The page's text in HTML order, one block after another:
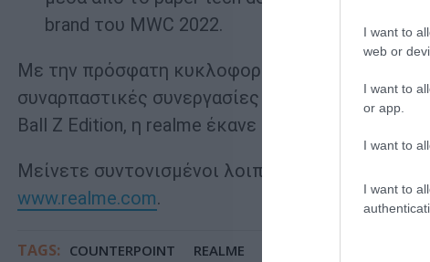
I want to
web or
I want to
or app.
I want to
I want to
brand του MWC 2022.
Με την πρόσφατη κυκλοφορία της σειράς
συναρπαστικές συνεργασίες στο realme GT
Ball Z Edition, η realme έκανε μεγάλα βήματα
Μείνετε συντονισμένοι λοιπόν για
www.realme.com.
TAGS: COUNTERPOINT REALME